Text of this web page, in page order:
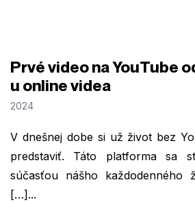
Prvé video na YouTube
u online videa
2024
V dnešnej dobe si už život bez
predstaviť. Táto platforma sa
súčasťou nášho
[…]...